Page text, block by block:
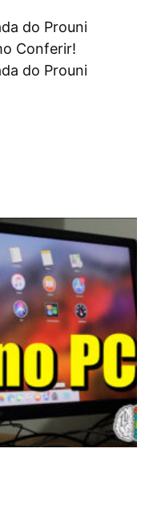
do Prouni
Conferir!
do Prouni